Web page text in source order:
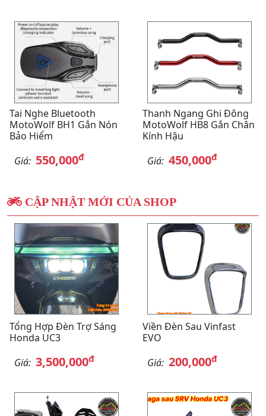
Tai Nghe Bluetooth
MotoWolf BH1 Gắn Nón
Bảo Hiểm
Giá: 550,000đ
Thanh Ngang Ghi Đông
MotoWolf HB8 Gắn Chân
Kính Hậu
Giá: 450,000đ
CẬP NHẬT MỚI CỦA SHOP
Tổng Hợp Đèn Trợ Sáng
Honda UC3
Giá: 3,500,000đ
Viền Đèn Sau Vinfast
EVO
Giá: 200,000đ